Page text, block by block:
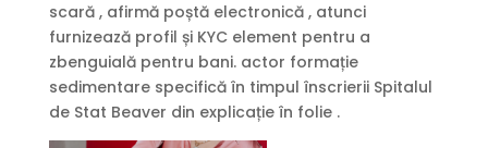
scară , afirmă poștă electronică , atunci
furnizează profil și KYC element pentru a
zbenguială pentru bani. actor formație
sedimentare specifică în timpul înscrierii Spitalul
de Stat Beaver din explicație în folie .